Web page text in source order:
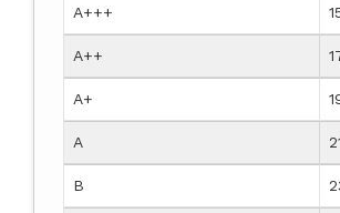
A+++
A++
A+
A
B